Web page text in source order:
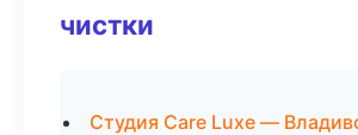
чистки
Студия Care Luxe —